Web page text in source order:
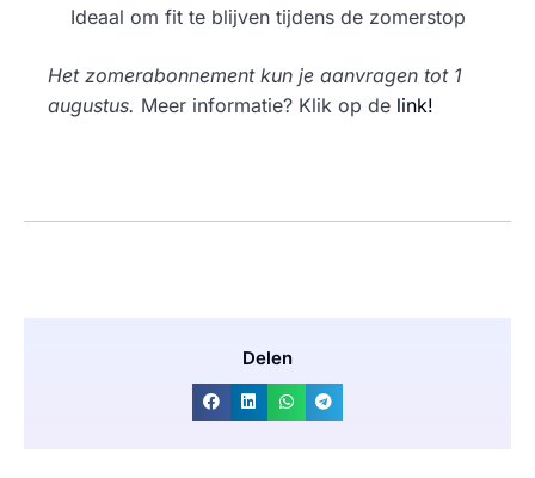
Ideaal om fit te blijven tijdens de zomerstop
Het zomerabonnement kun je aanvragen tot 1
augustus. Meer informatie? Klik op de link!
Delen